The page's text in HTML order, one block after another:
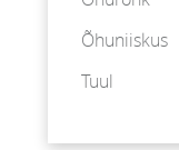
Õhuniiskus
Tuul